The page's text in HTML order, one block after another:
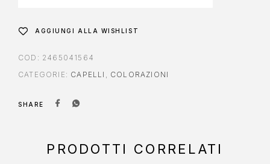
AGGIUNGI ALLA WISHLIST
COD: 2465041564
CATEGORIE: CAPELLI , COLORAZIONI
SHARE
PRODOTTI CORRELATI